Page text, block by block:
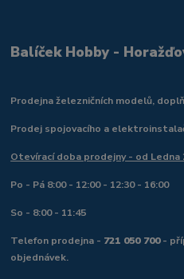
Balíček Hobby -
Prodejna železničních modelů,
Prodej spojovacího a
Otevírací doba prodejny - od Ledna
Po - Pá 8:00 - 12:00 - 12:30 - 16:00
So - 8:00 - 11:45
Telefon prodejna - 721 050 700-
objednávek.